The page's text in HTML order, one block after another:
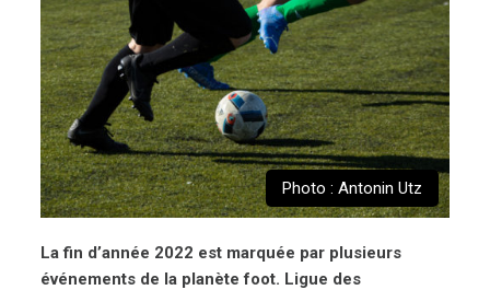
Photo : Antonin Utz
La fin d’année 2022 est marquée par plusieurs
événements de la planète foot. Ligue des